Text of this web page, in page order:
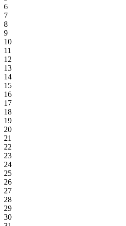
6
7
8
9
10
11
12
13
14
15
16
17
18
19
20
21
22
23
24
25
26
27
28
29
30